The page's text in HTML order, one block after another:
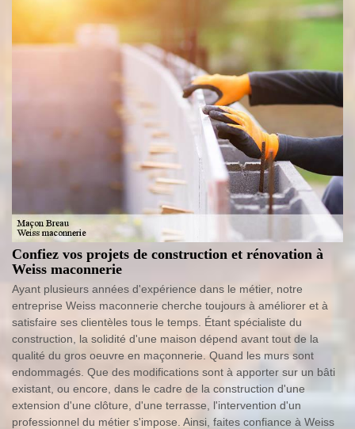
Confiez vos projets de construction et rénovation à
Weiss maconnerie
Ayant plusieurs années d'expérience dans le métier, notre
entreprise Weiss maconnerie cherche toujours à améliorer et à
satisfaire ses clientèles tous le temps. Étant spécialiste du
construction, la solidité d'une maison dépend avant tout de la
qualité du gros oeuvre en maçonnerie. Quand les murs sont
endommagés. Que des modifications sont à apporter sur un bâti
existant, ou encore, dans le cadre de la construction d'une
extension d'une clôture, d'une terrasse, l'intervention d'un
professionnel du métier s'impose. Ainsi, faites confiance à Weiss